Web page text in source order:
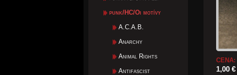
punk/HC/Oi motívy
A.C.A.B.
Anarchy
Animal Rights
Antifascist
CENA:
1,00 €